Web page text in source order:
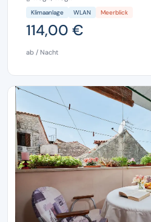
Klimaanlage WLAN Meerblick
114,00 €
ab / Nacht